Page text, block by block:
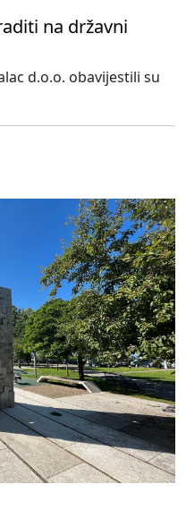
na državni
d.o.o. obavijestili su